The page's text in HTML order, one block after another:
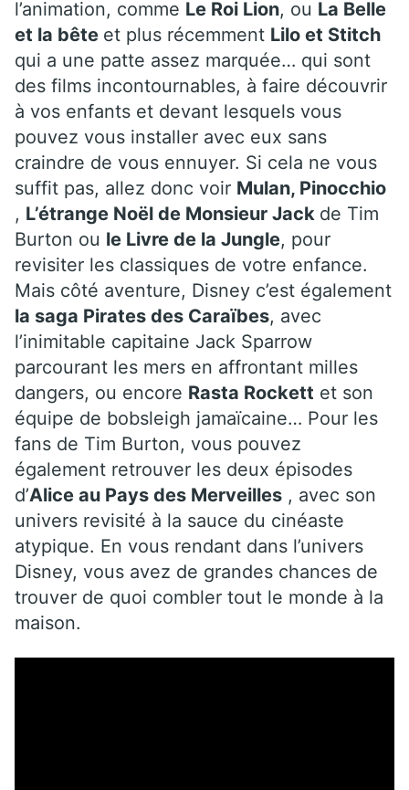
l’animation, comme Le Roi Lion, ou La Belle
et la bête et plus récemment Lilo et Stitch
qui a une patte assez marquée… qui sont
des films incontournables, à faire découvrir
à vos enfants et devant lesquels vous
pouvez vous installer avec eux sans
craindre de vous ennuyer. Si cela ne vous
suffit pas, allez donc voir Mulan, Pinocchio
, L’étrange Noël de Monsieur Jack de Tim
Burton ou le Livre de la Jungle, pour
revisiter les classiques de votre enfance.
Mais côté aventure, Disney c’est également
la saga Pirates des Caraïbes, avec
l’inimitable capitaine Jack Sparrow
parcourant les mers en affrontant milles
dangers, ou encore Rasta Rockett et son
équipe de bobsleigh jamaïcaine… Pour les
fans de Tim Burton, vous pouvez
également retrouver les deux épisodes
d’Alice au Pays des Merveilles , avec son
univers revisité à la sauce du cinéaste
atypique. En vous rendant dans l’univers
Disney, vous avez de grandes chances de
trouver de quoi combler tout le monde à la
maison.